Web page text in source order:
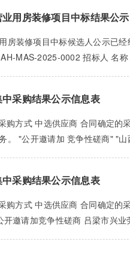
用房装修项目中标结果公示
房装修项目中标候选人公示已
MAS-2025-0002 招标人 名
采购结果公示信息表
购方式 中选供应商 合同确定
。 "公开邀请加 竞争性磋商" "
采购结果公示信息表
购方式 中选供应商 合同确定
开邀请加竞争性磋商 吕梁市兴